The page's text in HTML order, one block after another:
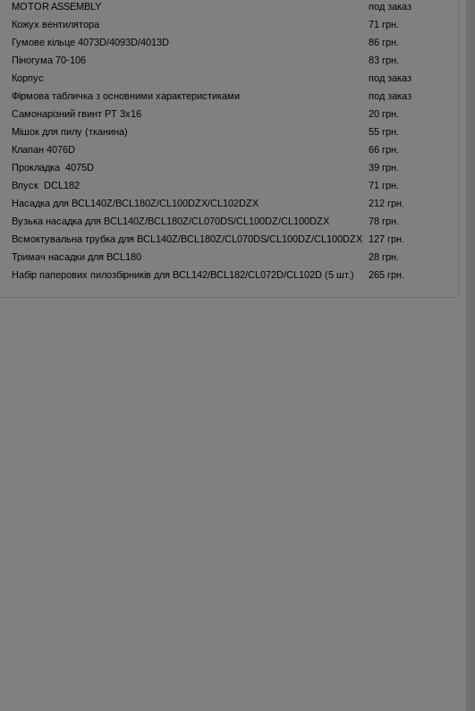
MOTOR ASSEMBLY
под заказ
Кожух вентилятора
71 грн.
Гумове кільце 4073D/4093D/4013D
86 грн.
Піногума 70-106
83 грн.
Корпус
под заказ
Фiрмова табличка з основними характеристиками
под заказ
Самонарізний гвинт PT 3x16
20 грн.
Мішок для пилу (тканина)
55 грн.
Клапан 4076D
66 грн.
Прокладка 4075D
39 грн.
Впуск DCL182
71 грн.
Насадка для BCL140Z/BCL180Z/CL100DZX/CL102DZX
212 грн.
Вузька насадка для BCL140Z/BCL180Z/CL070DS/CL100DZ/CL100DZX
78 грн.
Всмоктувальна трубка для BCL140Z/BCL180Z/CL070DS/CL100DZ/CL100DZX
127 грн.
Тримач насадки для BCL180
28 грн.
Набiр паперових пилозбiрникiв для BCL142/BCL182/CL072D/CL102D (5 шт.) 265 грн.